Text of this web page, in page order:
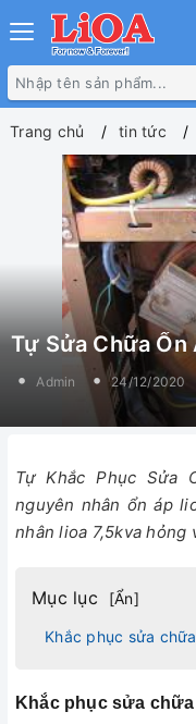
Trang chủ tin tức
Tự Sửa Chữa Ổn
Admin 24/12/2020
Tự Khắc Phục Sửa
nguyên nhân ổn áp
nhân lioa 7,5kva hỏng
Mục lục [Ẩn]
Khắc phục sửa
Khắc phục sửa